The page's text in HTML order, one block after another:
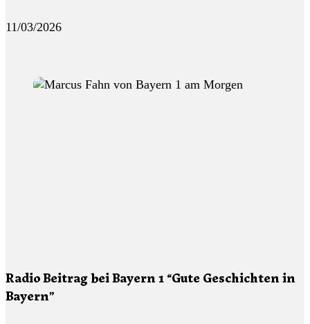
11/03/2026
Radio Beitrag bei Bayern 1 “Gute Geschichten in
Bayern”